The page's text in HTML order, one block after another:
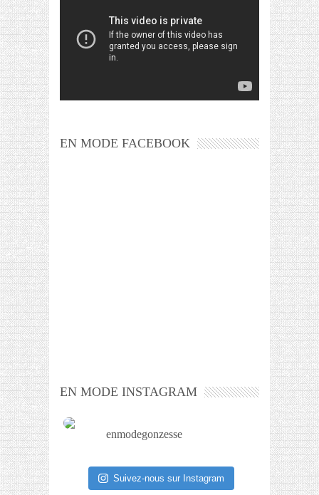
EN MODE FACEBOOK
EN MODE INSTAGRAM
enmodegonzesse
Suivez-nous sur Instagram